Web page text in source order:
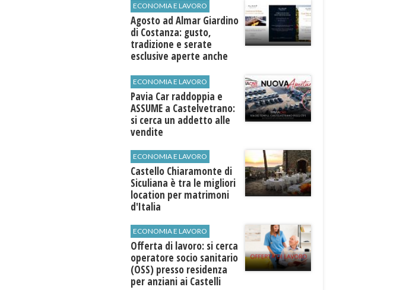
ECONOMIA E LAVORO
Agosto ad Almar Giardino
di Costanza: gusto,
tradizione e serate
esclusive aperte anche
ECONOMIA E LAVORO
Pavia Car raddoppia e
ASSUME a Castelvetrano:
si cerca un addetto alle
vendite
ECONOMIA E LAVORO
Castello Chiaramonte di
Siculiana è tra le migliori
location per matrimoni
d'Italia
ECONOMIA E LAVORO
Offerta di lavoro: si cerca
operatore socio sanitario
(OSS) presso residenza
per anziani ai Castelli